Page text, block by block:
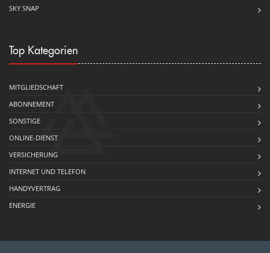
SKY SNAP
Top Kategorien
MITGLIEDSCHAFT
ABONNEMENT
SONSTIGE
ONLINE-DIENST
VERSICHERUNG
INTERNET UND TELEFON
HANDYVERTRAG
ENERGIE